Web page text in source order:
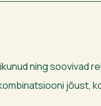
ning soovivad
jõust,